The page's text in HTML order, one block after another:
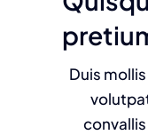
Duis